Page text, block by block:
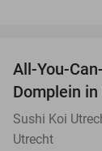
All-You-
Domplein
Sushi Koi
Utrecht